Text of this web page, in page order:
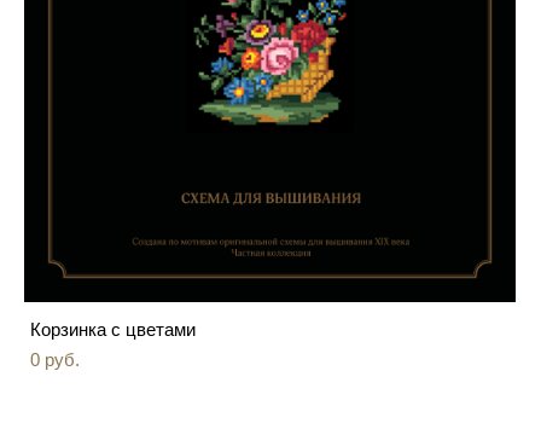
Корзинка с цветами
0 pуб.